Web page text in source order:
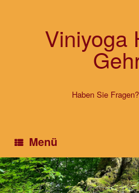
Viniyoga
Haben Sie
Menü